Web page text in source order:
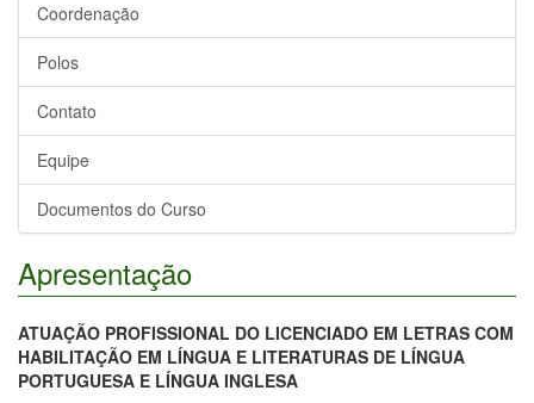
Coordenação
Polos
Contato
Equipe
Documentos do Curso
Apresentação
ATUAÇÃO PROFISSIONAL DO LICENCIADO EM LETRAS COM
HABILITAÇÃO EM LÍNGUA E LITERATURAS DE LÍNGUA
PORTUGUESA E LÍNGUA INGLESA